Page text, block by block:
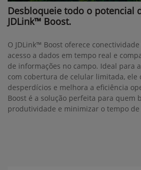
Desbloqueie todo o potencial
JDLink™ Boost.
O JDLink™ Boost oferece
acesso a dados em tempo real e
de informações no campo. Ideal para
com cobertura de celular limitada, ele
desperdícios e melhora a eficiência
Boost é a solução perfeita para quem
produtividade e minimizar o tempo